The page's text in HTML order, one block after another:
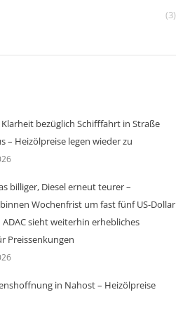
(3)
bezüglich Schifffahrt in Straße
– Heizölpreise legen wieder zu
billiger, Diesel erneut teurer –
Wochenfrist um fast fünf US-Dollar
ADAC sieht weiterhin erhebliches
Preissenkungen
in Nahost – Heizölpreise